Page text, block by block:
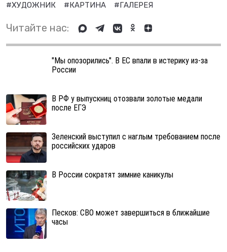
#ХУДОЖНИК #КАРТИНА #ГАЛЕРЕЯ
Читайте нас:
"Мы опозорились". В ЕС впали в истерику из-за
России
В РФ у выпускниц отозвали золотые медали
после ЕГЭ
Зеленский выступил с наглым требованием после
российских ударов
В России сократят зимние каникулы
Песков: СВО может завершиться в ближайшие
часы